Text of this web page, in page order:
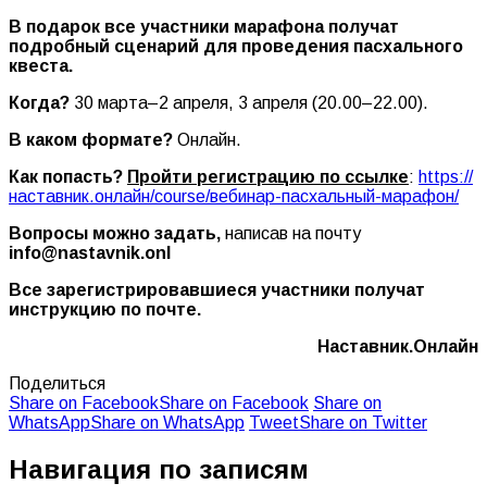
В подарок все участники марафона получат
подробный сценарий для проведения пасхального
квеста.
Когда? 30 марта–2 апреля, 3 апреля (20.00–22.00).
В каком формате? Онлайн.
Как попасть? Пройти регистрацию по ссылке: https://
наставник.онлайн/course/вебинар-пасхальный-марафон/
Вопросы можно задать, написав на почту
info@nastavnik.onl
Все зарегистрировавшиеся участники получат
инструкцию по почте.
Наставник.Онлайн
Поделиться
Share on FacebookShare on Facebook Share on
WhatsAppShare on WhatsApp TweetShare on Twitter
Навигация по записям